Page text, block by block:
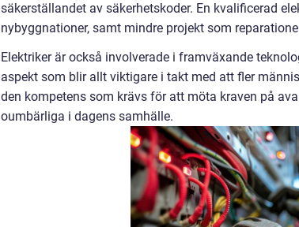
säkerställandet av säkerhetskoder. En kvalificerad
nybyggnationer, samt mindre projekt som
Elektriker är också involverade i framväxande
aspekt som blir allt viktigare i takt med att fler
den kompetens som krävs för att möta kraven på
oumbärliga i dagens samhälle.